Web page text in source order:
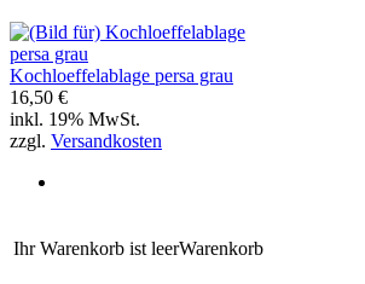
Kochloeffelablage persa grau
16,50 €
inkl. 19% MwSt.
zzgl. Versandkosten
Ihr Warenkorb ist leerWarenkorb